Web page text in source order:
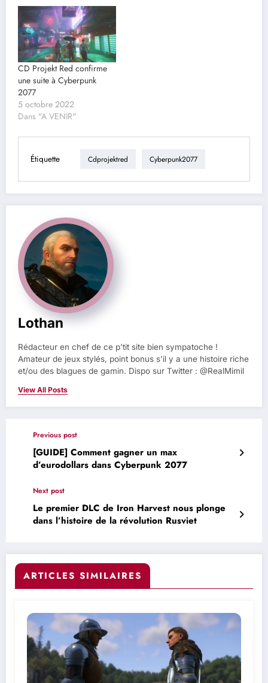
CD Projekt Red confirme
une suite à Cyberpunk
2077
5 octobre 2022
Dans "A VENIR"
Étiquette Cdprojektred Cyberpunk2077
Lothan
Rédacteur en chef de ce p'tit site bien sympatoche !
Amateur de jeux stylés, point bonus s'il y a une histoire riche
et/ou des blagues de gamin. Dispo sur Twitter : @RealMimil
View All Posts
Previous post
[GUIDE] Comment gagner un max
d’eurodollars dans Cyberpunk 2077
Next post
Le premier DLC de Iron Harvest nous plonge
dans l’histoire de la révolution Rusviet
ARTICLES SIMILAIRES